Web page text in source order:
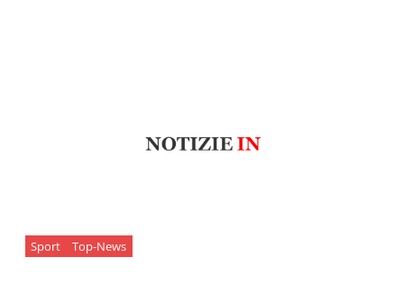
Sport Top-News